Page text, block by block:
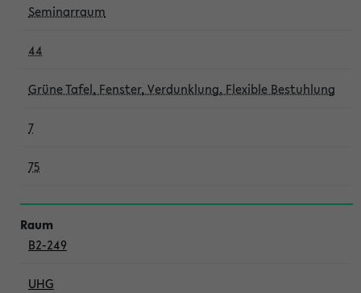
Seminarraum
44
Grüne Tafel, Fenster, Verdunklung, Flexible Bestuhlung
7
75
B2-249
UHG